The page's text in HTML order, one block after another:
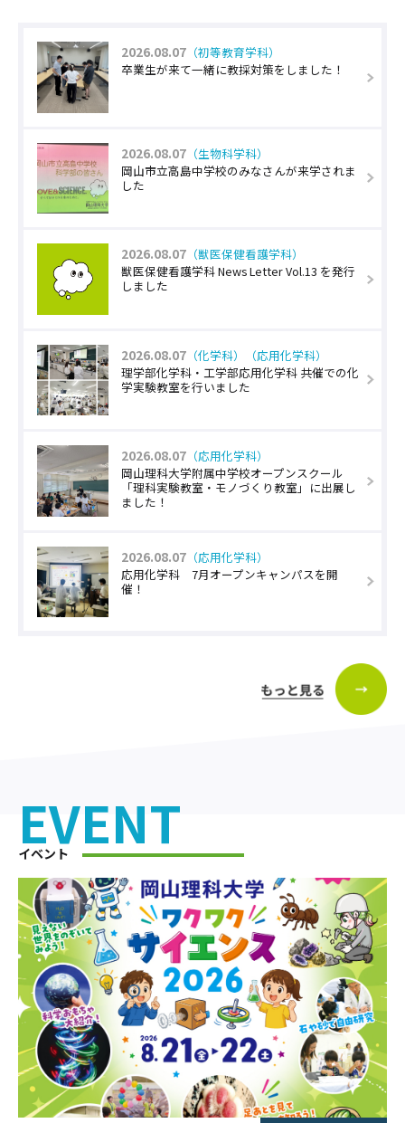
2026.08.07（初等教育学科）
卒業生が来て一緒に教採対策をしました！
2026.08.07（生物科学科）
岡山市立高島中学校のみなさんが来学されま
した
2026.08.07（獣医保健看護学科）
獣医保健看護学科 News Letter Vol.13 を発行
しました
2026.08.07（化学科）
（応用化学科）
理学部化学科・工学部応用化学科 共催での化
学実験教室を行いました
2026.08.07（応用化学科）
岡山理科大学附属中学校オープンスクール
「理科実験教室・モノづくり教室」に出展し
ました！
2026.08.07（応用化学科）
応用化学科 7月オープンキャンパスを開
催！
EVENT
イベント